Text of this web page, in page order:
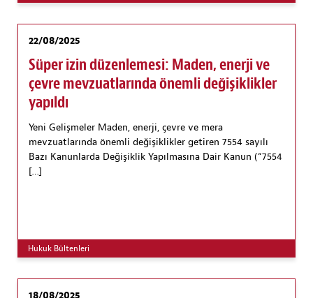
22/08/2025
Süper izin düzenlemesi: Maden, enerji ve
çevre mevzuatlarında önemli değişiklikler
yapıldı
Yeni Gelişmeler Maden, enerji, çevre ve mera
mevzuatlarında önemli değişiklikler getiren 7554 sayılı
Bazı Kanunlarda Değişiklik Yapılmasına Dair Kanun (“7554
[…]
Hukuk Bültenleri